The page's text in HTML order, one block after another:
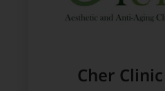
Cher Clinic